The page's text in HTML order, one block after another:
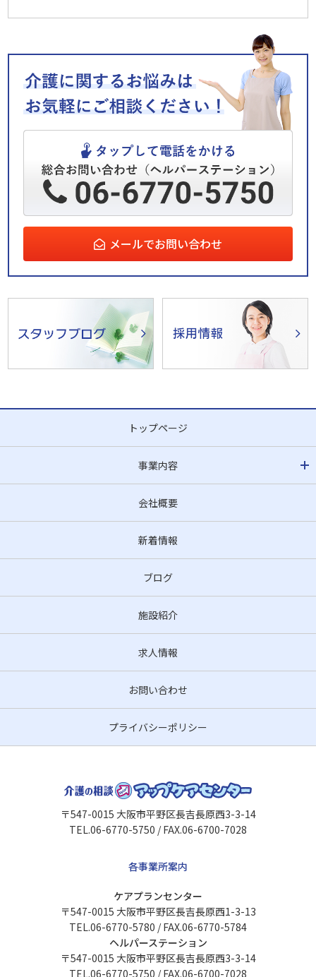
メールでお問い合わせ
トップページ
事業内容
会社概要
新着情報
ブログ
施設紹介
求人情報
お問い合わせ
プライバシーポリシー
〒547-0015 大阪市平野区長吉長原西3-3-14
TEL.06-6770-5750 / FAX.06-6700-7028
各事業所案内
ケアプランセンター
〒547-0015 大阪市平野区長吉長原西1-3-13
TEL.06-6770-5780 / FAX.06-6770-5784
ヘルパーステーション
〒547-0015 大阪市平野区長吉長原西3-3-14
TEL.06-6770-5750 / FAX.06-6700-7028